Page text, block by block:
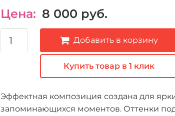
Цена: 8 000 руб.
Добавить в корзину
Купить товар в 1 клик
Эффектная композиция создана для
запоминающихся моментов. Оттенки